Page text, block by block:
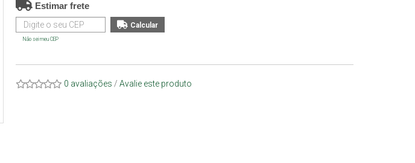
Estimar frete
Não sei meu CEP
0 avaliações / Avalie este produto